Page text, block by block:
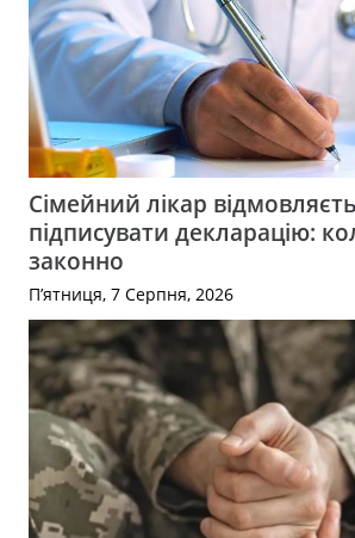
Сімейний лікар
підписувати декларацію:
законно
П’ятниця, 7 Серпня, 2026